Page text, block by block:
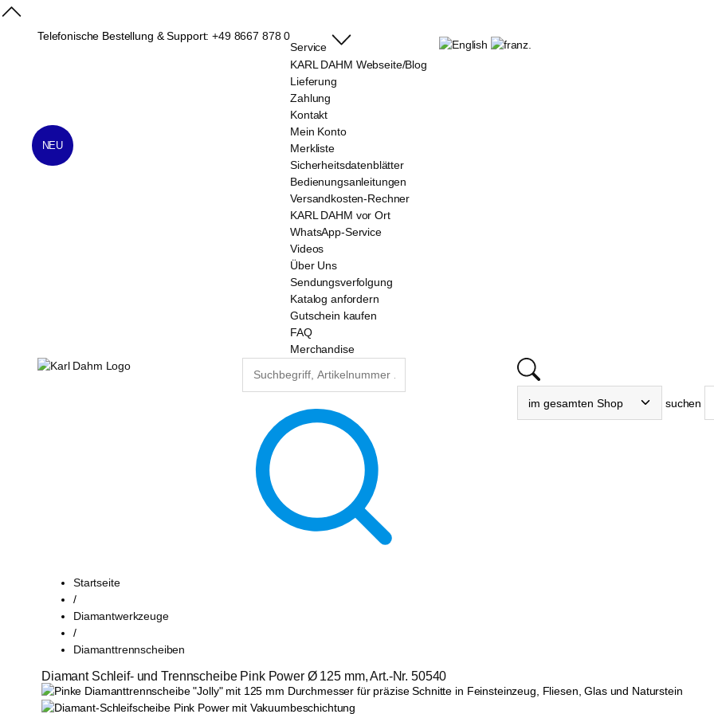
Telefonische Bestellung & Support:+49 8667 878 0
Service
KARL DAHM Webseite/Blog
Lieferung
Zahlung
Kontakt
Mein Konto
Merkliste
Sicherheitsdatenblätter
Bedienungsanleitungen
Versandkosten-Rechner
KARL DAHM vor Ort
WhatsApp-Service
Videos
Über Uns
Sendungsverfolgung
Katalog anfordern
Gutschein kaufen
FAQ
Merchandise
suchen
Startseite
/
Diamantwerkzeuge
/
Diamanttrennscheiben
Diamant Schleif- und Trennscheibe Pink Power Ø 125 mm, Art.-Nr. 50540
NEU